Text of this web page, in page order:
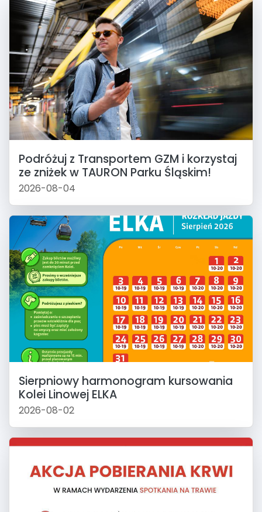
Podróżuj z Transportem GZM i korzystaj
ze zniżek w TAURON Parku Śląskim!
2026-08-04
Sierpniowy harmonogram kursowania
Kolei Linowej ELKA
2026-08-02